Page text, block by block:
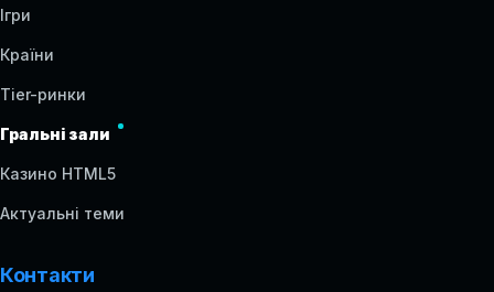
Ігри
Країни
Tier-ринки
Гральні зали
Казино HTML5
Актуальні теми
Контакти